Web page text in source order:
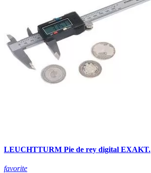
LEUCHTTURM Pie de rey digital EXAKT.
favorite